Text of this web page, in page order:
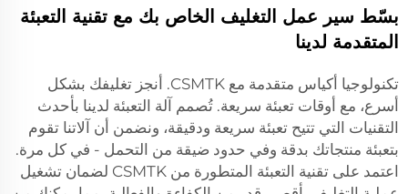
بسّط سير عمل التغليف الخاص بك مع تقنية التعبئة
المتقدمة لدينا
تكنولوجيا أكياس متقدمة مع CSMTK. أنجز تغليفك بشكل
أسرع، مع أوقات تعبئة سريعة. تُصمم آلة التعبئة لدينا بأحدث
التقنيات التي تتيح تعبئة سريعة ودقيقة، ونضمن أن آلاتنا تقوم
بتعبئة منتجاتك بدقة وفي حدود ضيقة من التحمل - في كل مرة.
اعتمد على تقنية التعبئة المتطورة من CSMTK لضمان تشغيل